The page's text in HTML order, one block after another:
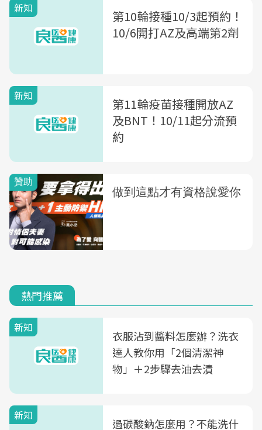
新知
第10輪接種10/3起預約！
10/6開打AZ及高端第2劑
新知
第11輪疫苗接種開放AZ
及BNT！10/11起分流預
約
熱門推薦
新知
衣服沾到醬料怎麼辦？洗衣
達人教你用「2個清潔神
物」＋2步驟去油去漬
新知
過碳酸鈉怎麼用？不能洗什